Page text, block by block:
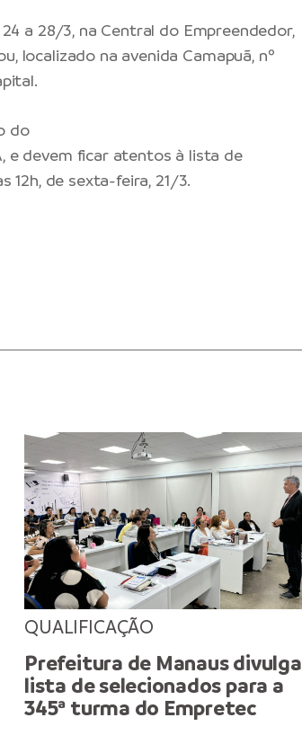
a 28/3, na Central do Empreendedor,
localizado na avenida Camapuã, nº
do
, e devem ficar atentos à lista de
12h, de sexta-feira, 21/3.
QUALIFICAÇÃO
Prefeitura de Manaus divulga
lista de selecionados para a
345ª turma do Empretec